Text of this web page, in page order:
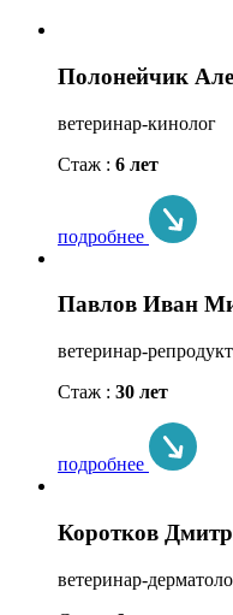
Полонейчик
ветеринар-кинолог
Стаж : 6 лет
подробнее
Павлов Иван
ветеринар-
Стаж : 30 лет
подробнее
Коротков
ветеринар-